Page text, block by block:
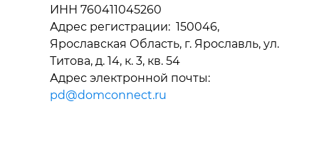
ИНН 760411045260
Адрес регистрации: 150046,
Ярославская Область, г. Ярославль, ул.
Титова, д. 14, к. 3, кв. 54
Адрес электронной почты:
pd@domconnect.ru